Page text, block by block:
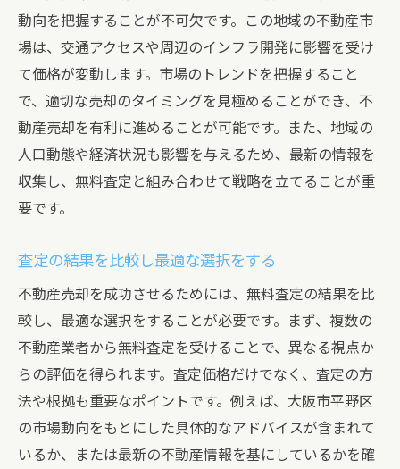
無料査定がもたらす価格設定の透明性
初心者でも安心！大阪市平野区での不動産売却
無料査定の流れ
無料査定の予約から実施までのステップ
査定に必要な書類と情報の準備
不動産エージェントとのフォローアップ
安心して進めるためのサポート体制
無料査定を最大限に活用するためのヒント大阪
市平野区編
地域特性を活かした査定の活用法
無料査定を受ける際の交渉のポイント
動向を把握することが不可欠です。この地域の不動産市
場は、交通アクセスや周辺のインフラ開発に影響を受け
て価格が変動します。市場のトレンドを把握すること
で、適切な売却のタイミングを見極めることができ、不
動産売却を有利に進めることが可能です。また、地域の
人口動態や経済状況も影響を与えるため、最新の情報を
収集し、無料査定と組み合わせて戦略を立てることが重
要です。
査定の結果を比較し最適な選択をする
不動産売却を成功させるためには、無料査定の結果を比
較し、最適な選択をすることが必要です。まず、複数の
不動産業者から無料査定を受けることで、異なる視点か
らの評価を得られます。査定価格だけでなく、査定の方
法や根拠も重要なポイントです。例えば、大阪市平野区
の市場動向をもとにした具体的なアドバイスが含まれて
いるか、または最新の不動産情報を基にしているかを確